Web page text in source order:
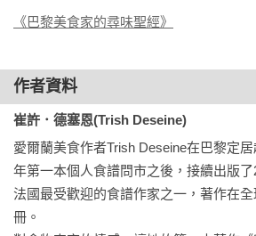
《巴黎美食家的尋味聖經》
作者資料
崔許．德塞恩(Trish Deseine)
愛爾蘭美食作者Trish Deseine在巴黎定
年第一本個人食譜問市之後，接續出版
法國最受歡迎的食譜作家之一，著作在
冊。